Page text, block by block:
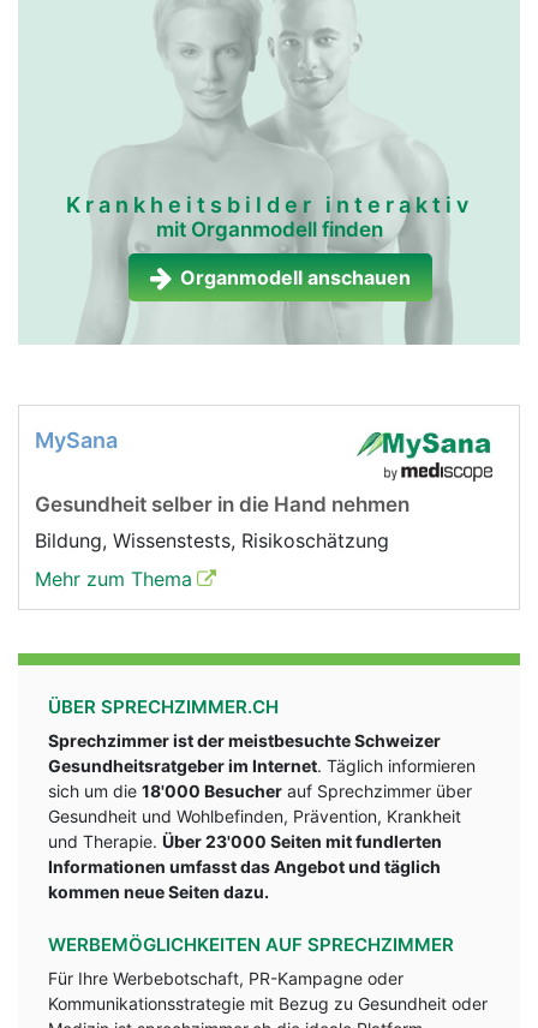
Krankheitsbilder interaktiv
mit Organmodell finden
Organmodell anschauen
MySana
Gesundheit selber in die Hand nehmen
Bildung, Wissenstests, Risikoschätzung
Mehr zum Thema
ÜBER SPRECHZIMMER.CH
Sprechzimmer ist der meistbesuchte Schweizer
Gesundheitsratgeber im Internet. Täglich informieren
sich um die 18'000 Besucher auf Sprechzimmer über
Gesundheit und Wohlbefinden, Prävention, Krankheit
und Therapie. Über 23'000 Seiten mit fundlerten
Informationen umfasst das Angebot und täglich
kommen neue Seiten dazu.
WERBEMÖGLICHKEITEN AUF SPRECHZIMMER
Für Ihre Werbebotschaft, PR-Kampagne oder
Kommunikationsstrategie mit Bezug zu Gesundheit oder